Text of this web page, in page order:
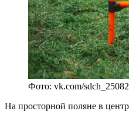
Фото: vk.com/
На просторной поляне в